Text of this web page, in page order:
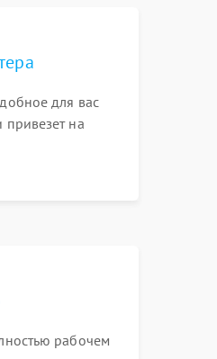
для вас
привезет на
рабочем